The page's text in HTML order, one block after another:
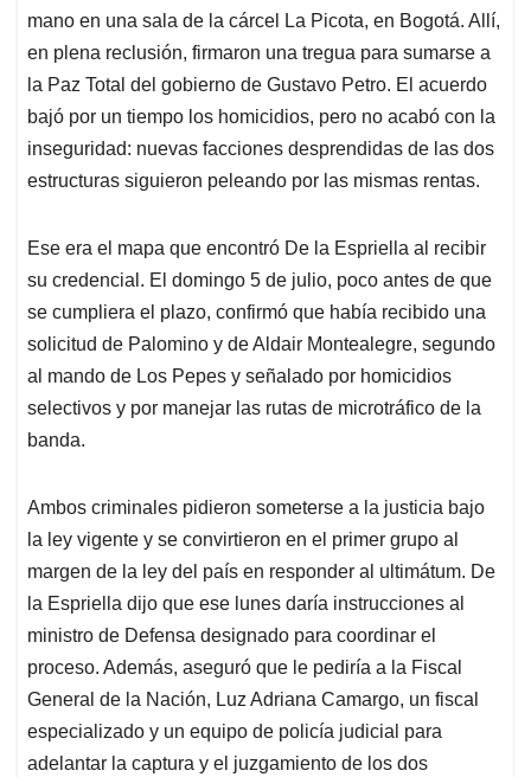
mano en una sala de la cárcel La Picota, en Bogotá. Allí,
en plena reclusión, firmaron una tregua para sumarse a
la Paz Total del gobierno de Gustavo Petro. El acuerdo
bajó por un tiempo los homicidios, pero no acabó con la
inseguridad: nuevas facciones desprendidas de las dos
estructuras siguieron peleando por las mismas rentas.
Ese era el mapa que encontró De la Espriella al recibir
su credencial. El domingo 5 de julio, poco antes de que
se cumpliera el plazo, confirmó que había recibido una
solicitud de Palomino y de Aldair Montealegre, segundo
al mando de Los Pepes y señalado por homicidios
selectivos y por manejar las rutas de microtráfico de la
banda.
Ambos criminales pidieron someterse a la justicia bajo
la ley vigente y se convirtieron en el primer grupo al
margen de la ley del país en responder al ultimátum. De
la Espriella dijo que ese lunes daría instrucciones al
ministro de Defensa designado para coordinar el
proceso. Además, aseguró que le pediría a la Fiscal
General de la Nación, Luz Adriana Camargo, un fiscal
especializado y un equipo de policía judicial para
adelantar la captura y el juzgamiento de los dos